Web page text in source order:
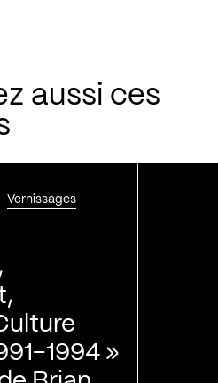
aussi ces
Vernissages
1994 »